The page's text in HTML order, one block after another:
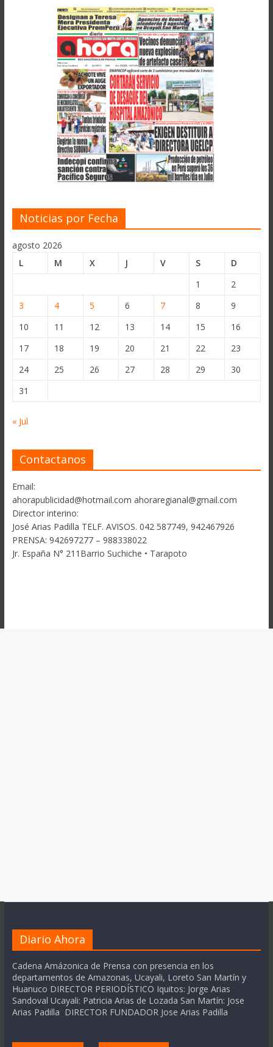
Noticias por Fecha
agosto 2026
L
M X J V S
D
1
2
3
4 5 6 7 8
9
10
11 12 13 14 15
16
17
18 19 20 21 22
23
24
25 26 27 28 29
30
31
« Jul
Contactanos
Email:
ahorapublicidad@hotmail.com ahoraregianal@gmail.com
Director interino:
José Arias Padilla TELF. AVISOS. 042 587749, 942467926
PRENSA: 942697277 – 988338022
Jr. España N° 211Barrio Suchiche • Tarapoto
Diario Ahora
Cadena Amázonica de Prensa con presencia en los
departamentos de Amazonas, Ucayali, Loreto San Martín y
Huanuco DIRECTOR PERIODÍSTICO Iquitos: Jorge Arias
Sandoval Ucayali: Patricia Arias de Lozada San Martín: Jose
Arias Padilla DIRECTOR FUNDADOR Jose Arias Padilla